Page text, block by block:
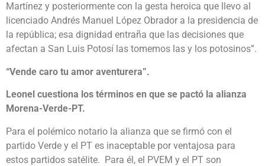
Martínez y posteriormente con la gesta heroica que llevo al
licenciado Andrés Manuel López Obrador a la presidencia de
la república; esa dignidad entraña que las decisiones que
afectan a San Luis Potosí las tomemos las y los potosinos”.
“Vende caro tu amor aventurera”.
Leonel cuestiona los términos en que se pactó la alianza
Morena-Verde-PT.
Para el polémico notario la alianza que se firmó con el
partido Verde y el PT es inaceptable por ventajosa para
estos partidos satélite. Para él, el PVEM y el PT son